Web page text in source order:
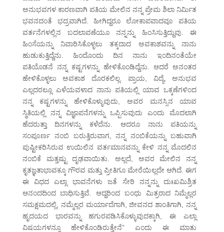
ಅನುಭವಗಳ ಕಾರಣವಾಗಿ ಪತಿಯ ಮೇಲಿನ ನನ್ನ ಪ್ರೇಮ ಶಿಲಾ ನಿರ್ಮಿತ
ಭವನದಂತೆ ಭದ್ರವಾಗಿದೆ. ಹೀಗಿದ್ದರೂ ಲೋಕಾಪವಾದವೂ ಪತಿಯ
ವರ್ತನೆಗಳಲ್ಲಿನ ಬದಲಾವಣೆಯೂ ನನ್ನನ್ನು ಹಿಂಸಿಸುತ್ತಿದ್ದುವು. ಈ
ಹಿಂಸೆಯನ್ನು ನಿವಾರಿಸಿಕೊಳ್ಳಲು ತಕ್ಕದಾದ ಅವಕಾಶವನ್ನು ನಾನು
ಹುಡುಕುತ್ತಿದ್ದೆನು. ಹಿಂದೊಂದು ದಿನ ನಾನು ಇಂದಿನಂತೆಯೇ
ಪತಿಯೊಡನೆ ನನ್ನ ಕಷ್ಟಗಳನ್ನು ಹೇಳಿಕೊಂಡಿದ್ದೆನು. ಆದರೆ ಅನಂತರ
ಹೇಳಿಕೊಳ್ಳಲು ಅವಕಾಶ ದೊರಕಲಿಲ್ಲ. ಪ್ರಾಯ, ವಿದ್ಯೆ, ಅನುಭವ
ಎಲ್ಲದರಲ್ಲೂ ಎಳೆಯವಳಾದ ನಾನು ಪತಿಯಲ್ಲಿ ಯಾವ ಒಕ್ಕಣೆಗಳಿಂದ
ನನ್ನ ಕಷ್ಟಗಳನ್ನು ಹೇಳಿಕೊಳ್ಳುವುದು, ಅವರ ಮನಸ್ಸಿನ ಯಾವ
ಸ್ಥಿತಿಯಲ್ಲಿ ನನ್ನ ವಿಜ್ಞಾಪನೆಗಳನ್ನು ಒಪ್ಪಿಸುವುದು ಎಂದು ಮೊದಲಾಗಿ
ಹೆದರುತ್ತಾ ದಿನಗಳನ್ನು ಕಳೆದೆನು. ಆದರೂ ನಾನು ಪತಿಯನ್ನು
ಸಂಪೂರ್ಣ ನಂಬಿ ಬರುತ್ತಿರುವಾಗ, ನನ್ನ ನಂಬಿಕೆಯನ್ನು ಬಹುವಾಗಿ
ಪುಷ್ಟೀಕರಿಸಿರುವ ಉಯಿಲಿನ ವರ್ತಮಾನವನ್ನು ಕೇಳಿ ನನ್ನ ಮೊದಲಿನ
ನಂಬಿಕೆ ಮತ್ತಷ್ಟು ದೃಢವಾಯಿತು. ಅಲ್ಲದೆ, ಅವರ ಮೇಲಿನ ನನ್ನ
ಕೃತಜ್ಞತಾಭಾವಕ್ಕೂ ಗೌರವ ಮತ್ತು ಪ್ರೀತಿಗೂ ಮೇರೆಯಿಲ್ಲದೇ ಆಗಿದೆ. ಈಗ
ಈ ವಿಧದ ಎಲ್ಲಾ ಭಾವನೆಗಳು ಜತೆ ಸೇರಿ ನನ್ನನ್ನು ದುಃಖಮಿಶ್ರಿತ
ಆನಂದದಿಂದ ಬಾಧಿಸುತ್ತಿವೆ. ಆದ್ದರಿಂದ ಬಂಧು ಮಿತ್ರರಾದ ನಿಮ್ಮೆಲ್ಲರ
ಸಮಕ್ಷಮದಲ್ಲಿ, ನಮ್ಮೆಲ್ಲರ ಮರ್ಯಾದೆಗಾಗಿ, ಜೀವನದ ಶಾಂತಿಗಾಗಿ, ನನ್ನ
ಹೃದಯದ ಭಾರವನ್ನು ಹಗುರಪಡಿಸಿಕೊಳ್ಳುವುದಕ್ಕಾಗಿ, ಈ ಎಲ್ಲಾ
ವಿಷಯಗಳನ್ನೂ ಹೇಳಿಕೊಂಡಿರುತ್ತೇನೆ” ಎಂದು ಈ ಮಾತು